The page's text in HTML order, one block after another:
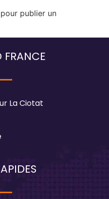
pour publier un
FRANCE
La Ciotat